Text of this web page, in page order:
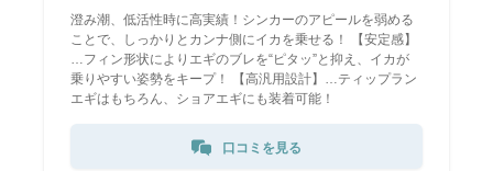
澄み潮、低活性時に高実績！シンカーのアピールを弱める
ことで、しっかりとカンナ側にイカを乗せる！ 【安定感】
…フィン形状によりエギのブレを“ピタッ”と抑え、イカが
乗りやすい姿勢をキープ！ 【高汎用設計】…ティップラン
エギはもちろん、ショアエギにも装着可能！
口コミを見る